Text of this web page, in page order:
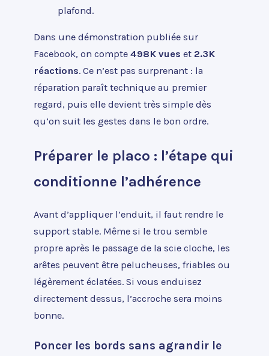
plafond.
Dans une démonstration publiée sur
Facebook, on compte 498K vues et 2.3K
réactions. Ce n’est pas surprenant : la
réparation paraît technique au premier
regard, puis elle devient très simple dès
qu’on suit les gestes dans le bon ordre.
Préparer le placo : l’étape qui
conditionne l’adhérence
Avant d’appliquer l’enduit, il faut rendre le
support stable. Même si le trou semble
propre après le passage de la scie cloche, les
arêtes peuvent être pelucheuses, friables ou
légèrement éclatées. Si vous enduisez
directement dessus, l’accroche sera moins
bonne.
Poncer les bords sans agrandir le